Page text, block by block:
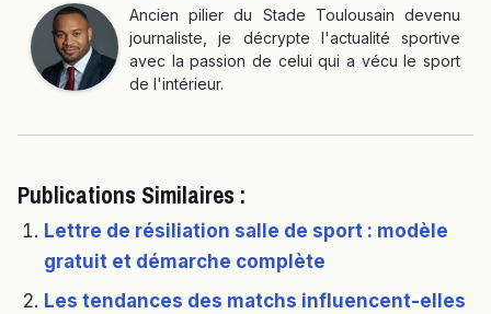
Ancien pilier du Stade Toulousain devenu
journaliste, je décrypte l'actualité sportive
avec la passion de celui qui a vécu le sport
de l'intérieur.
Publications Similaires :
Lettre de résiliation salle de sport : modèle
gratuit et démarche complète
Les tendances des matchs influencent-elles